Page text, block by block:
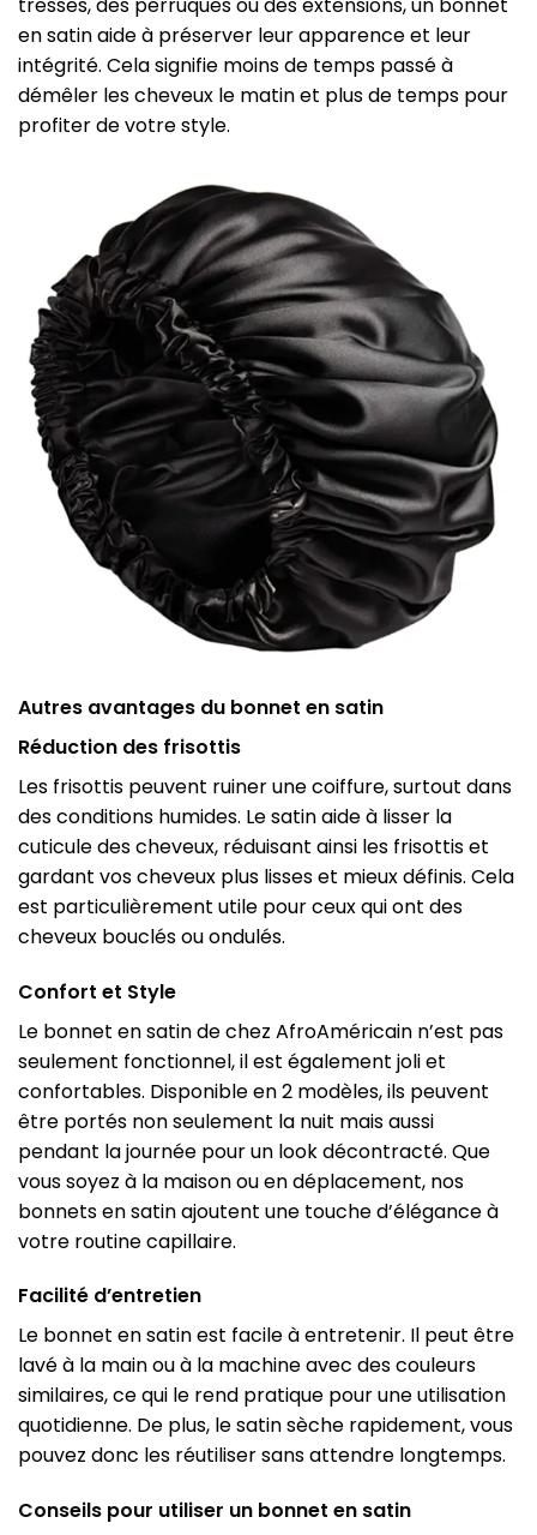
tresses, des perruques ou des extensions, un bonnet
en satin aide à préserver leur apparence et leur
intégrité. Cela signifie moins de temps passé à
démêler les cheveux le matin et plus de temps pour
profiter de votre style.
Autres avantages du bonnet en satin
Réduction des frisottis
Les frisottis peuvent ruiner une coiffure, surtout dans
des conditions humides. Le satin aide à lisser la
cuticule des cheveux, réduisant ainsi les frisottis et
gardant vos cheveux plus lisses et mieux définis. Cela
est particulièrement utile pour ceux qui ont des
cheveux bouclés ou ondulés.
Confort et Style
Le bonnet en satin de chez AfroAméricain n’est pas
seulement fonctionnel, il est également joli et
confortables. Disponible en 2 modèles, ils peuvent
être portés non seulement la nuit mais aussi
pendant la journée pour un look décontracté. Que
vous soyez à la maison ou en déplacement, nos
bonnets en satin ajoutent une touche d’élégance à
votre routine capillaire.
Facilité d’entretien
Le bonnet en satin est facile à entretenir. Il peut être
lavé à la main ou à la machine avec des couleurs
similaires, ce qui le rend pratique pour une utilisation
quotidienne. De plus, le satin sèche rapidement, vous
pouvez donc les réutiliser sans attendre longtemps.
Conseils pour utiliser un bonnet en satin